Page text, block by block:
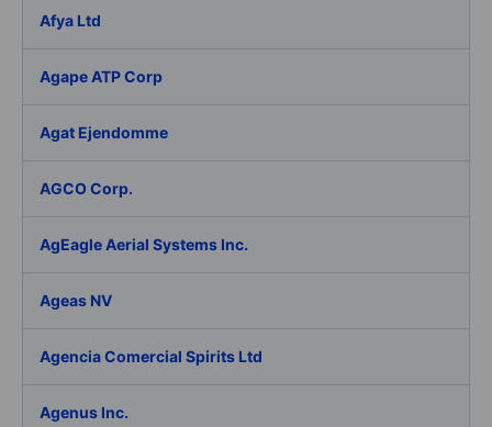
Afya Ltd
Agape ATP Corp
Agat Ejendomme
AGCO Corp.
AgEagle Aerial Systems Inc.
Ageas NV
Agencia Comercial Spirits Ltd
Agenus Inc.